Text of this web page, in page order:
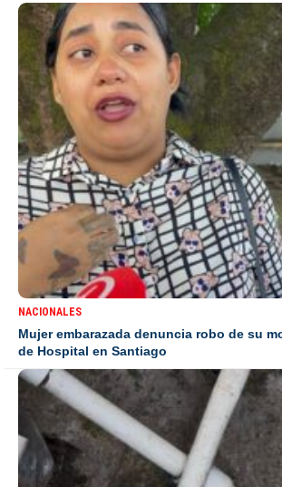
NACIONALES
Mujer embarazada denuncia robo de su
de Hospital en Santiago